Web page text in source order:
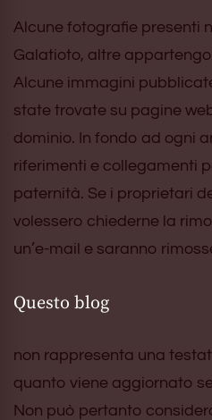
Alcune fotografie presenti
Galatioto, altre
Alcune immagini
state trovate su pagine
dominio. In fondo ad ogni
riferimenti e collegamenti
paternità. Se i proprietari
volessero chiederne la
un’e-mail e saranno
Questo blog
non rappresenta una
quanto viene aggiornato
Non può pertanto